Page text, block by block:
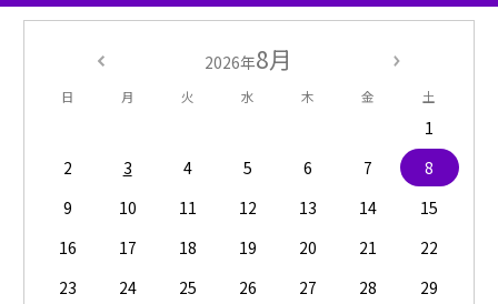
2026年8月
日 月 火 水 木 金 土
1
2
3 4 5 6 7
8
9
10 11 12 13 14
15
16
17 18 19 20 21
22
23
24 25 26 27 28
29